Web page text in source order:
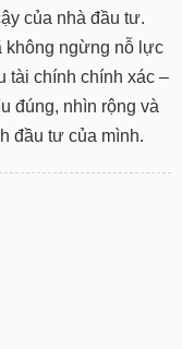
của nhà đầu tư.
không ngừng nỗ lực
tài chính chính xác –
đúng, nhìn rộng và
đầu tư của mình.